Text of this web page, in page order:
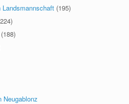
(195)
(188)
Neugablonz